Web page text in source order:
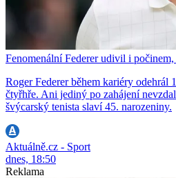
Fenomenální Federer udivil i počinem,
Roger Federer během kariéry odehrál
čtyřhře. Ani jediný po zahájení
švýcarský tenista slaví 45. narozeniny.
Aktuálně.cz - Sport
dnes, 18:50
Reklama